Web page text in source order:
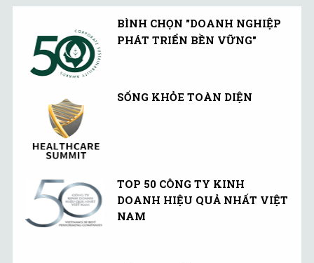
BÌNH CHỌN "DOANH NGHIỆP
PHÁT TRIỂN BỀN VỮNG"
SỐNG KHỎE TOÀN DIỆN
TOP 50 CÔNG TY KINH
DOANH HIỆU QUẢ NHẤT VIỆT
NAM